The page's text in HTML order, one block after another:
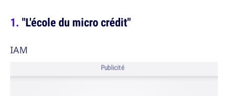
"L'école du micro crédit"
IAM
Publicité